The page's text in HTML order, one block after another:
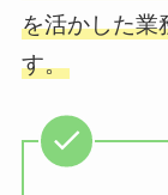
を活かした業
す。